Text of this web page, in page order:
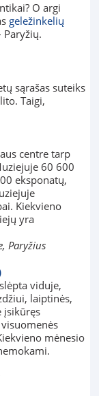
O argi
geležinkelių
sąrašas suteiks
Taigi,
centre tarp
60 600
eksponatų,
Kiekvieno
yra
Paryžius
viduje,
laiptinės,
įsikūręs
mėnesio